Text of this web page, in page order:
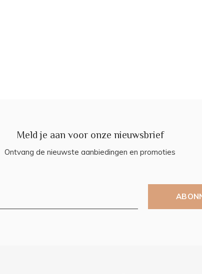
Meld je aan voor onze nieuwsbrief
Ontvang de nieuwste aanbiedingen en promoties